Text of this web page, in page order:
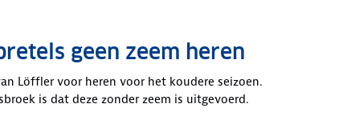
geen zeem heren
Löffler voor heren voor het koudere seizoen.
is dat deze zonder zeem is uitgevoerd.